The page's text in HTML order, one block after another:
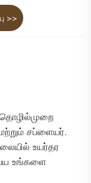
>>
தொழில்முறை
சப்ளையர்.
உயர்தர
உங்களை